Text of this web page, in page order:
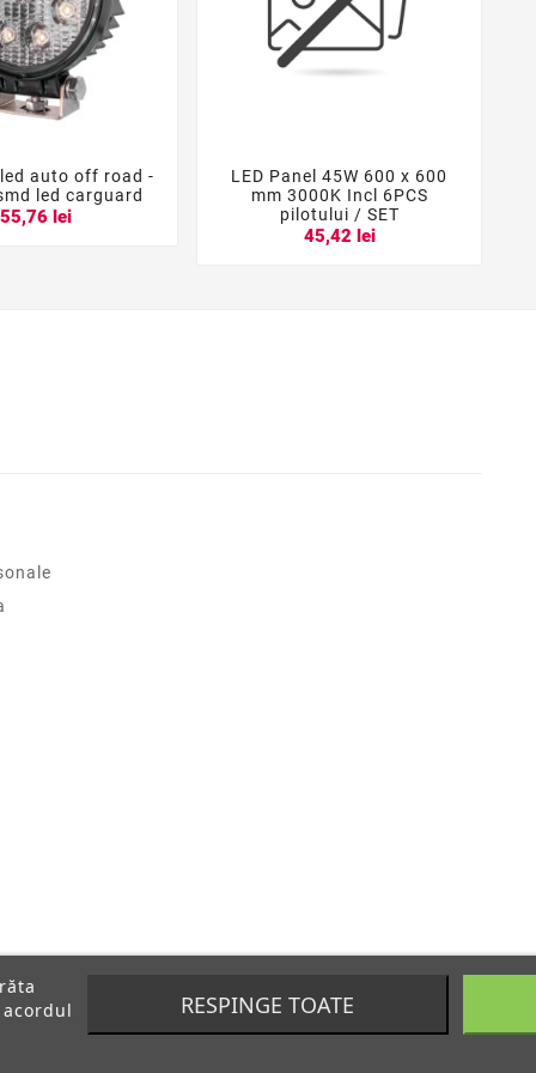
 
auto off road -
led carguard
55,76 lei
  
LED Panel 45W 600 x 600
mm 3000K Incl 6PCS
pilotului / SET
45,42 lei
RESPINGE TOATE